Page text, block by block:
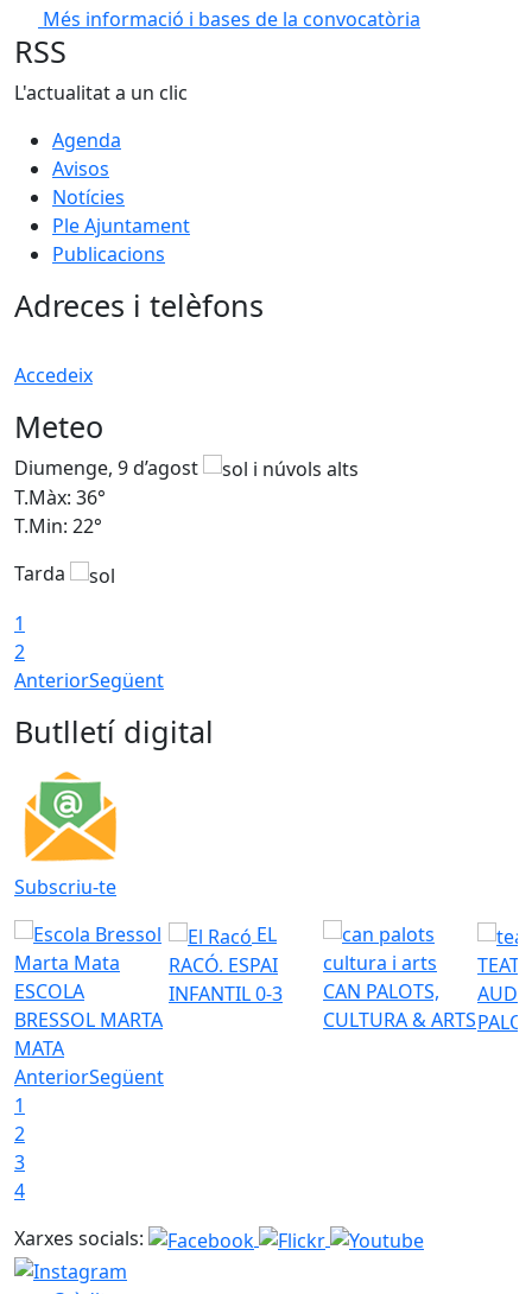
Més informació i bases de la convocatòria
RSS
L'actualitat a un clic
Agenda
Avisos
Notícies
Ple Ajuntament
Publicacions
Adreces i telèfons
Accedeix
Meteo
Diumenge, 9 d’agost
T.Màx: 36°
T.Min: 22°
Tarda
1
2
AnteriorSegüent
Butlletí digital
Subscriu-te
ESCOLA
BRESSOL MARTA
MATA
EL
RACÓ. ESPAI
INFANTIL 0-3
CAN PALOTS,
CULTURA & ARTS
AnteriorSegüent
1
2
3
4
Xarxes socials: